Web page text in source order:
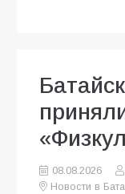
08.08.2026
Новости в